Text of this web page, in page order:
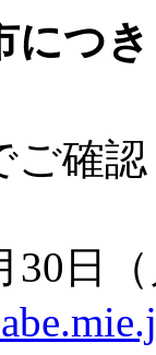
につ
ご確
30日